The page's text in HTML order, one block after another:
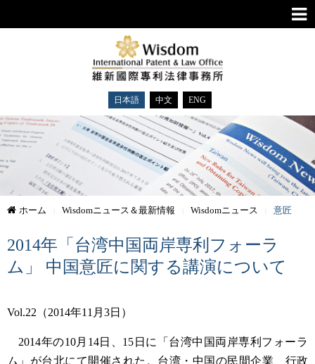
日本語 中文 ENG
ホーム Wisdomニュース＆最新情報 Wisdomニュース 意匠
2014年「台湾中国両岸専利フォーラ
ム」 中国意匠に関する講演について
Vol.22（2014年11月3日）
2014年の10月14日、 15日に「台湾中国両岸専利フォーラ
ム」が台北にて開催された。台湾・中国の民間企業、行政